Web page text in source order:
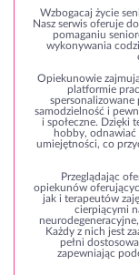
Wzbogacaj życie
Nasz serwis oferuje
pomaganiu
wykonywania
Opiekunowie
platformie
spersonalizowane
samodzielność i
i społeczne. Dzięki
hobby, odnawiać
umiejętności, co
Przeglądając
opiekunów
jak i terapeutów
cierpiącymi
Każdy z nich jest
pełni
zapewniając